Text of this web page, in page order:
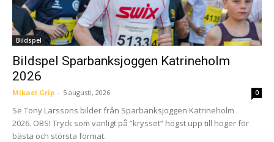
Bildspel
Bildspel Sparbanksjoggen Katrineholm
2026
Mikael Grip - 5 augusti, 2026 0
Se Tony Larssons bilder från Sparbanksjoggen Katrineholm
2026. OBS! Tryck som vanligt på ”krysset” högst upp till höger för
bästa och största format.